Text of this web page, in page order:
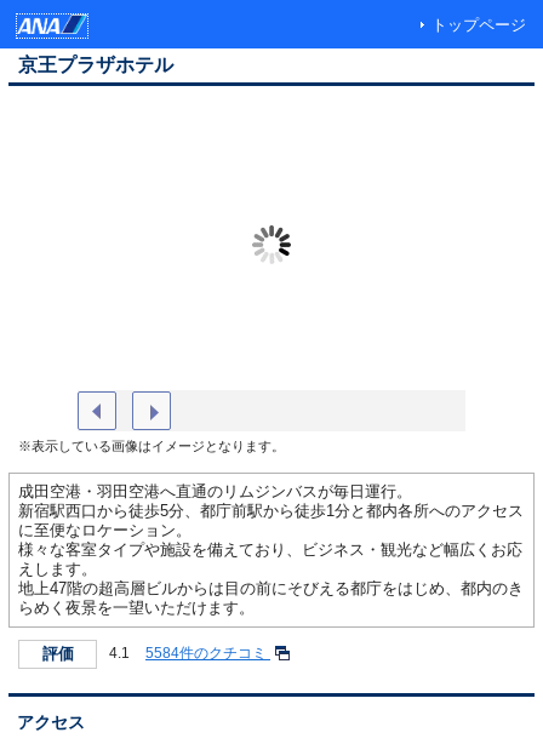
トップページ
京王プラザホテル
※表示している画像はイメージとなります。
成田空港・羽田空港へ直通のリムジンバスが毎日運行。
新宿駅西口から徒歩5分、都庁前駅から徒歩1分と都内各所へのアクセス
に至便なロケーション。
様々な客室タイプや施設を備えており、ビジネス・観光など幅広くお応
えします。
地上47階の超高層ビルからは目の前にそびえる都庁をはじめ、都内のき
らめく夜景を一望いただけます。
評価 4.1 5584件のクチコミ
アクセス